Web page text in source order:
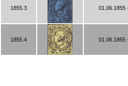
1855.3 01.06.1855
1855.4 01.06.1855